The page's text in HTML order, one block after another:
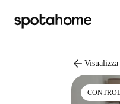
arrow_back